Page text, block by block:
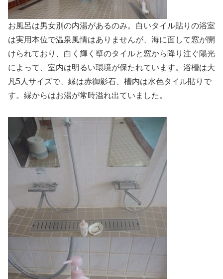
お風呂は男女別の内湯があるのみ。白いタイル貼りの浴室
は実用本位で温泉風情はありませんが、海に面して窓が開
けられており、白く輝く壁のタイルと窓から降り注ぐ陽光
によって、室内は明るい環境が保たれています。浴槽は大
凡5人サイズで、縁は赤御影石、槽内は水色タイル貼りで
す。縁からはお湯が常時溢れ出ていました。